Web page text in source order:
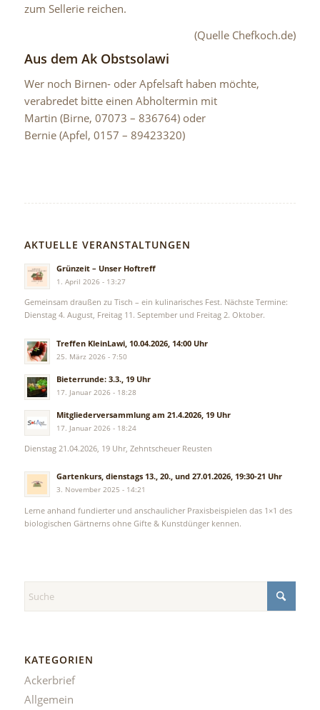
zum Sellerie reichen.
(Quelle Chefkoch.de)
Aus dem Ak Obstsolawi
Wer noch Birnen- oder Apfelsaft haben möchte,
verabredet bitte einen Abholtermin mit
Martin (Birne, 07073 – 836764) oder
Bernie (Apfel, 0157 – 89423320)
AKTUELLE VERANSTALTUNGEN
Grünzeit – Unser Hoftreff
1. April 2026 - 13:27
Gemeinsam draußen zu Tisch – ein kulinarisches Fest. Nächste Termine:
Dienstag 4. August, Freitag 11. September und Freitag 2. Oktober.
Treffen KleinLawi, 10.04.2026, 14:00 Uhr
25. März 2026 - 7:50
Bieterrunde: 3.3., 19 Uhr
17. Januar 2026 - 18:28
Mitgliederversammlung am 21.4.2026, 19 Uhr
17. Januar 2026 - 18:24
Dienstag 21.04.2026, 19 Uhr, Zehntscheuer Reusten
Gartenkurs, dienstags 13., 20., und 27.01.2026, 19:30-21 Uhr
3. November 2025 - 14:21
Lerne anhand fundierter und anschaulicher Praxisbeispielen das 1×1 des
biologischen Gärtnerns ohne Gifte & Kunstdünger kennen.
KATEGORIEN
Ackerbrief
Allgemein